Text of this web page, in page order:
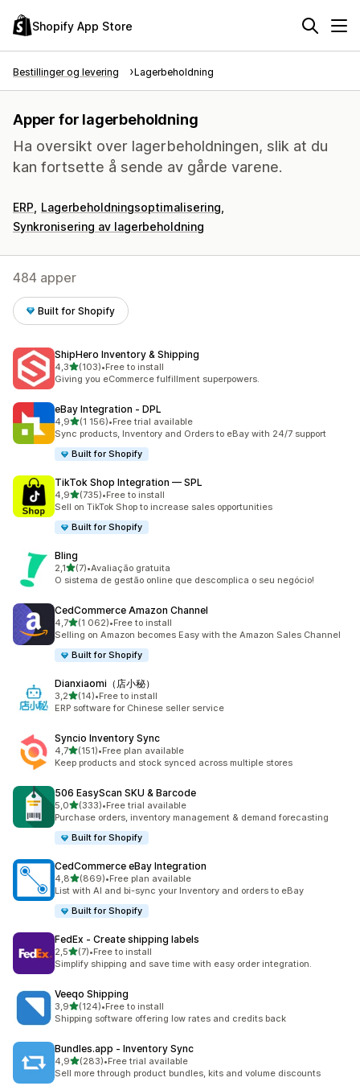
Shopify App Store
Bestillinger og levering Lagerbeholdning
Apper for lagerbeholdning
Ha oversikt over lagerbeholdningen, slik at du
kan fortsette å sende av gårde varene.
ERP
Lagerbeholdningsoptimalisering
Synkronisering av lagerbeholdning
484 apper
Built for Shopify
ShipHero Inventory & Shipping
4,3av 5 stjerner
(103)
Totalt 103 omtaler
•Free to install
Giving you eCommerce fulfillment superpowers.
eBay Integration ‑ DPL
4,9av 5 stjerner
(1 156)
Totalt 1156 omtaler
•Free trial available
Sync products, Inventory and Orders to eBay with 24/7 support
Built for Shopify
TikTok Shop Integration — SPL
4,9av 5 stjerner
(735)
Totalt 735 omtaler
•Free to install
Sell on TikTok Shop to increase sales opportunities
Built for Shopify
Bling
2,1av 5 stjerner
(7)
Totalt 7 omtaler
•Avaliação gratuita
O sistema de gestão online que descomplica o seu negócio!
CedCommerce Amazon Channel
4,7av 5 stjerner
(1 062)
Totalt 1062 omtaler
•Free to install
Selling on Amazon becomes Easy with the Amazon Sales Channel
Built for Shopify
Dianxiaomi（店小秘）
3,2av 5 stjerner
(14)
Totalt 14 omtaler
•Free to install
ERP software for Chinese seller service
Syncio Inventory Sync
4,7av 5 stjerner
(151)
Totalt 151 omtaler
•Free plan available
Keep products and stock synced across multiple stores
506 EasyScan SKU & Barcode
5,0av 5 stjerner
(333)
Totalt 333 omtaler
•Free trial available
Purchase orders, inventory management & demand forecasting
Built for Shopify
CedCommerce eBay Integration
4,8av 5 stjerner
(869)
Totalt 869 omtaler
•Free plan available
List with AI and bi-sync your Inventory and orders to eBay
Built for Shopify
FedEx ‑ Create shipping labels
2,5av 5 stjerner
(7)
Totalt 7 omtaler
•Free to install
Simplify shipping and save time with easy order integration.
Veeqo Shipping
3,9av 5 stjerner
(124)
Totalt 124 omtaler
•Free to install
Shipping software offering low rates and credits back
Bundles.app ‑ Inventory Sync
4,9av 5 stjerner
(283)
Totalt 283 omtaler
•Free trial available
Sell more through product bundles, kits and volume discounts